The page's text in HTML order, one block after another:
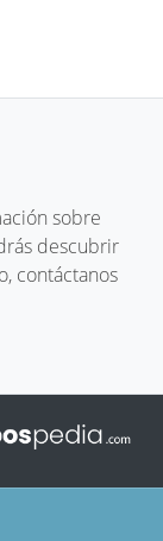
sobre
descubrir
contáctanos